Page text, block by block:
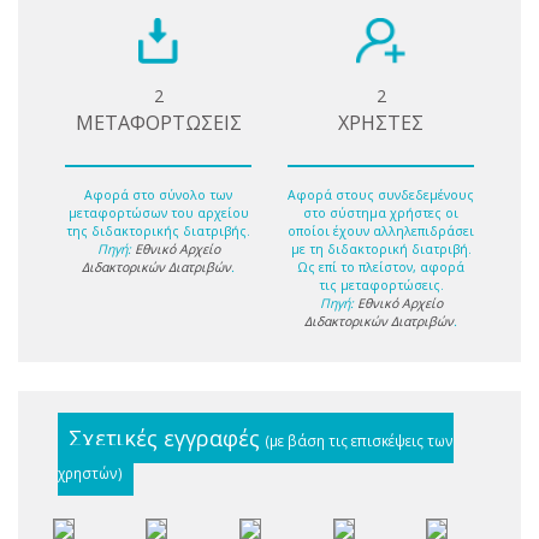
2
ΜΕΤΑΦΟΡΤΩΣΕΙΣ
Αφορά στο σύνολο των
μεταφορτώσων του αρχείου
της διδακτορικής διατριβής.
Πηγή: Εθνικό Αρχείο
Διδακτορικών Διατριβών.
2
ΧΡΗΣΤΕΣ
Αφορά στους συνδεδεμένους
στο σύστημα χρήστες οι
οποίοι έχουν αλληλεπιδράσει
με τη διδακτορική διατριβή.
Ως επί το πλείστον, αφορά
τις μεταφορτώσεις.
Πηγή: Εθνικό Αρχείο
Διδακτορικών Διατριβών.
Σχετικές εγγραφές (με βάση τις επισκέψεις των
χρηστών)